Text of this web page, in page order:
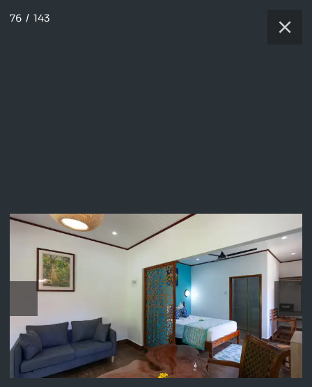
76 / 143